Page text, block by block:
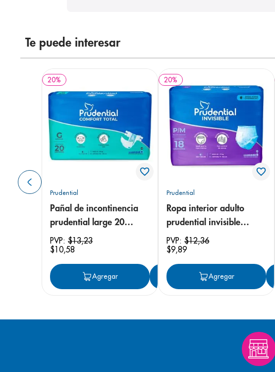
Te puede interesar
20%
Prudential
Pañal de incontinencia
prudential large 20
unidades
PVP: $13,23
$10,58
Agregar Agregar
20%
Prudential
Ropa interior adulto
prudential invisible
small/medium 18
unidades
PVP:$12,36
$9,89
Agregar